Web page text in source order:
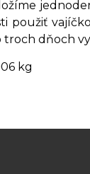
použiť
troch dňoch
kg